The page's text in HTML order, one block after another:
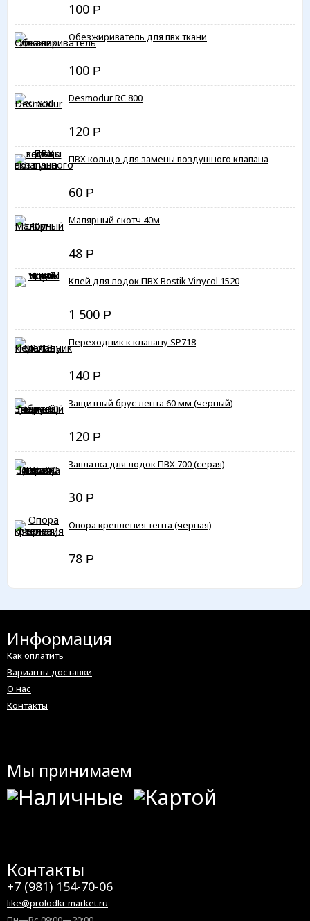
100 Р
Обезжириватель для пвх ткани
100 Р
Desmodur RC 800
120 Р
ПВХ кольцо для замены воздушного клапана
60 Р
Малярный скотч 40м
48 Р
Клей для лодок ПВХ Bostik Vinycol 1520
1 500 Р
Переходник к клапану SP718
140 Р
Защитный брус лента 60 мм (черный)
120 Р
Заплатка для лодок ПВХ 700 (серая)
30 Р
Опора крепления тента (черная)
78 Р
Информация
Как оплатить
Варианты доставки
О нас
Контакты
Мы принимаем
Контакты
+7 (981) 154-70-06
like@prolodki-market.ru